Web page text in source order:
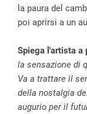
la paura del
poi aprirsi a un
Spiega l'artista a
la sensazione di
Va a trattare il
della nostalgia
augurio per il